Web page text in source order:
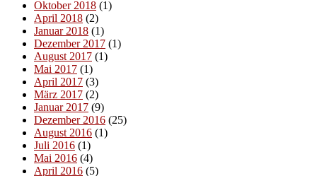
Oktober 2018 (1)
April 2018 (2)
Januar 2018 (1)
Dezember 2017 (1)
August 2017 (1)
Mai 2017 (1)
April 2017 (3)
März 2017 (2)
Januar 2017 (9)
Dezember 2016 (25)
August 2016 (1)
Juli 2016 (1)
Mai 2016 (4)
April 2016 (5)